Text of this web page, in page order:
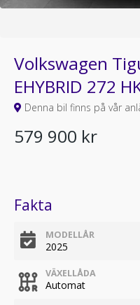
Volkswagen
EHYBRID 272
Denna bil finns på vår
579 900 kr
Fakta
MODELLÅR
2025
VÄXELLÅDA
Automat